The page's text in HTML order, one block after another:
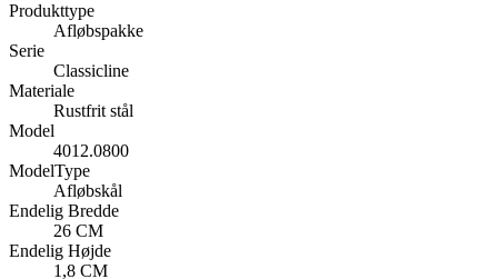
Produkttype
Afløbspakke
Serie
Classicline
Materiale
Rustfrit stål
Model
4012.0800
ModelType
Afløbskål
Endelig Bredde
26 CM
Endelig Højde
1,8 CM